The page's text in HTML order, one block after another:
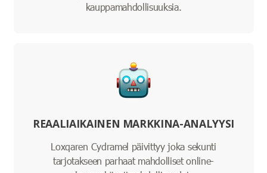
kauppamahdollisuuksia.
REAALIAIKAINEN MARKKINA-ANALYYSI
Loxqaren Cydramel päivittyy joka sekunti
tarjotakseen parhaat mahdolliset online-